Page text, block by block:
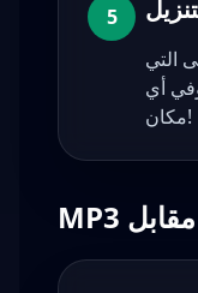
5
التي
أي
مكان!